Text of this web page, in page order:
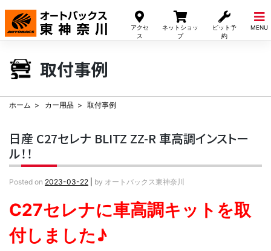
アクセ
ス
ネットショッ
プ
ピット予
約
MENU
Skip
content
取付事例
ホーム カー用品 取付事例
日産 C27セレナ BLITZ ZZ-R 車高調インストー
ル！！
Posted on 2023-03-22 by オートバックス東神奈川
C27セレナに車高調キットを取
付しました♪